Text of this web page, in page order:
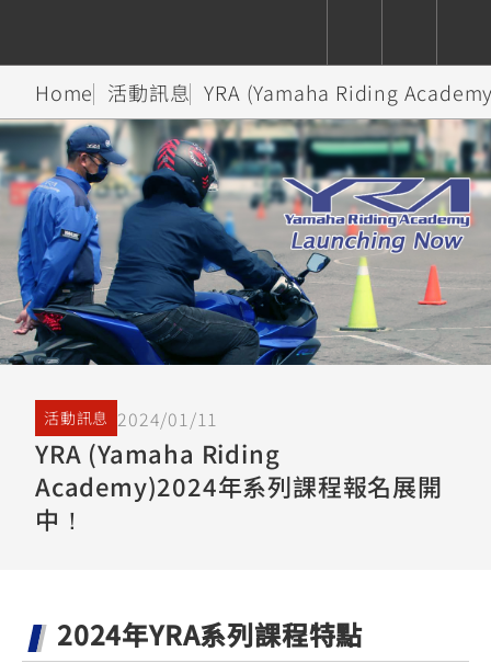
依風格 依排氣量
Super
Sport
Hyper
Naked
Sport
Heritage
YZF-R9
550+
550+
YZF-R3
YZF-R15
150
MT-
09
Y-
AMT
MT-
09
550+
MT-
MT-
XSR
700
550+
150
依風格 依排氣量
Premium Sport FashionAdventureFamily
TMAX
550+
251~549
NMAX
AUGUR
150
CYGNUS
XR
150
CYGNUS
X
125
150
Limi
125
BW'S
125
AXIS
Z /
Zii
125
125
CUXiE
2.5 kw
追蹤愛車
我的愛車 瀏覽紀錄
Home 活動訊息 YRA (Yamaha Riding
活動訊息 2024/01/11
YRA (Yamaha Riding
Academy)2024年系列課程報名展開
中！
2024年YRA系列課程特點